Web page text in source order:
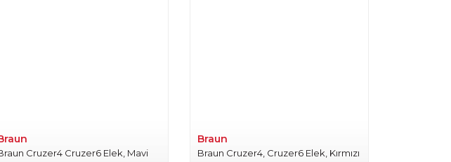
Cruzer4 Cruzer6 Elek, Mavi
Braun
Braun Cruzer4, Cruzer6 Elek, Kırmızı